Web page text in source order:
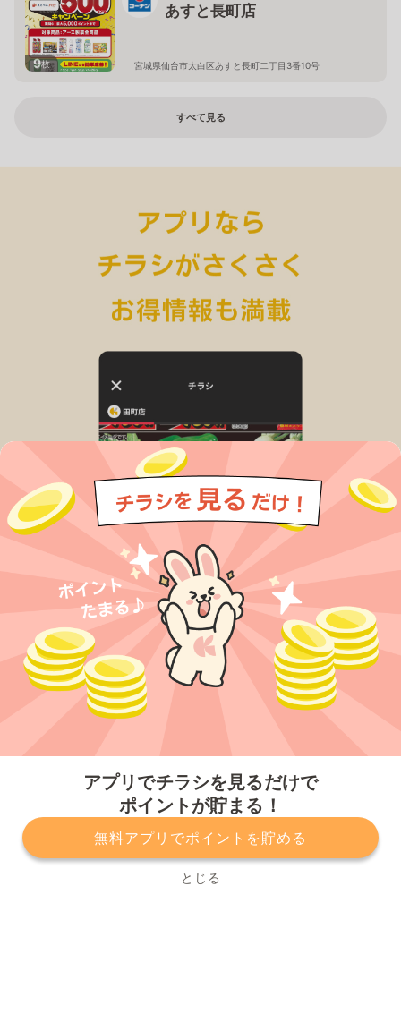
アプリでチラシを見るだけで
ポイントが貯まる！
無料アプリでポイントを貯める
とじる
9枚
あすと長町店
宮城県仙台市太白区あすと長町二丁目3番10号
すべて見る
プライバシーポリシー 利用規約
運営会社
サービスに関してのお問い合わせ